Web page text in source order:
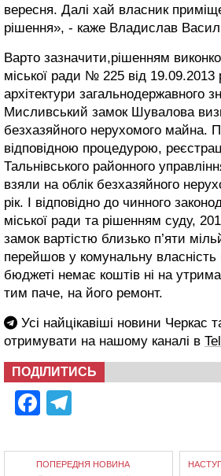
вересня. Далі хай власник
рішення», - каже Владислав
Варто зазначити,рішенням
міської ради № 225 від 19.09.2013
архітектури загальнодержавного
Мисливський замок Шувалова
безхазяйного нерухомого майна.
відповідною процедурою,
Тальнівського районного
взяли на облік безхазяйного
рік. І відповідно до чинного
міської ради та рішенням суду,
замок вартістю близько п’яти
перейшов у комунальну власність
бюджеті немає коштів ні на
тим паче, на його ремонт.
Усі найцікавіші новини Черкас
отримувати на нашому каналі в
ПОДІЛИТИСЬ
Facebook
ПОПЕРЕДНЯ НОВИНА